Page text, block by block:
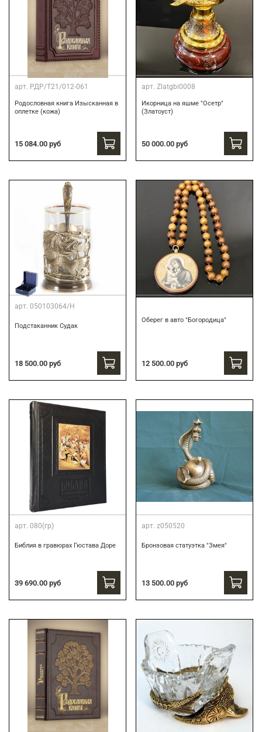
арт. РДР/Т21/012-061
Родословная книга Изысканная в
оплетке (кожа)
15 084.00 руб
арт. Zlatgbi0008
Икорница на яшме "Осетр"
(Златоуст)
50 000.00 руб
арт. 050103064/Н
Подстаканник Судак
18 500.00 руб
Оберег в авто "Богородица"
12 500.00 руб
арт. 080(гр)
Библия в гравюрах Гюстава Доре
39 690.00 руб
арт. z050520
Бронзовая статуэтка "Змея"
13 500.00 руб